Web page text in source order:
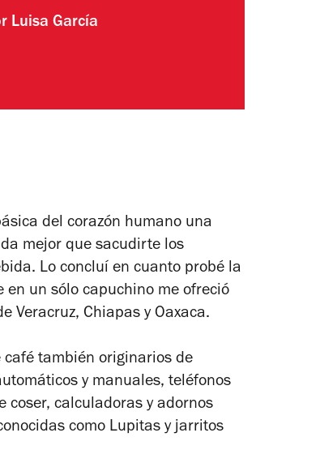
Luisa García
del corazón humano una
mejor que sacudirte los
Lo concluí en cuanto probé la
en un sólo capuchino me ofreció
Veracruz, Chiapas y Oaxaca.
café también originarios de
y manuales, teléfonos
coser, calculadoras y adornos
como Lupitas y jarritos